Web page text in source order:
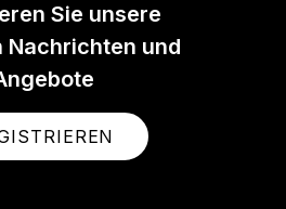
Sie unsere
Nachrichten und